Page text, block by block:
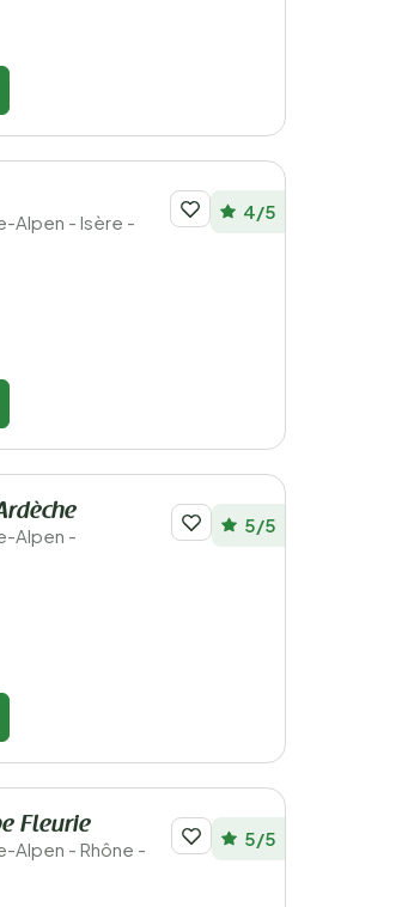
Alpen - Isère -
4/5
Alpen -
5/5
Fleurie
Alpen - Rhône -
5/5